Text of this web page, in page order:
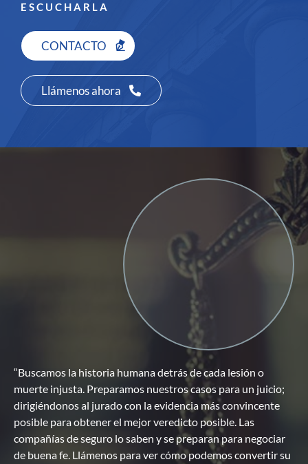
ESCUCHARLA
CONTACTO
Llámenos ahora
“Buscamos la historia humana detrás de cada lesión o
muerte injusta. Preparamos nuestros casos para un juicio;
dirigiéndonos al jurado con la evidencia más convincente
posible para obtener el mejor veredicto posible. Las
compañías de seguro lo saben y se preparan para negociar
de buena fe. Llámenos para ver cómo podemos convertir su